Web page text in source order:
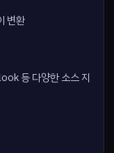
변환
등 다양한 소스 지